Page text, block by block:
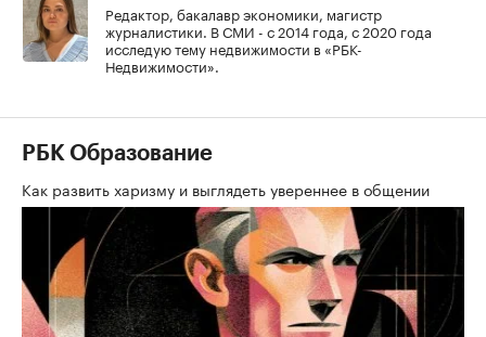
Редактор, бакалавр экономики, магистр
журналистики. В СМИ - с 2014 года, с 2020 года
исследую тему недвижимости в «РБК-
Недвижимости».
РБК Образование
Как развить харизму и выглядеть увереннее в общении